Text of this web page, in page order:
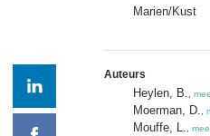
Marien/Kust
Auteurs
Heylen, B.
Moerman, D.
Mouffe, L.